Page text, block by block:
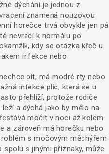
dýcháníje jednou z
znamená nouzovou
horečce trvá obvykle jen
nevrací k normálu po
kdy se otázka křeč u
infekce nebo
pít, má modré rty nebo
infekce plic, která se u
přehlíží, protože rodiče
a dýchá jako by mělo na
močit v noci až kolem
a zároveň má horečku nebo
s močovým měchýřem
spolu s jinými příznaky, může